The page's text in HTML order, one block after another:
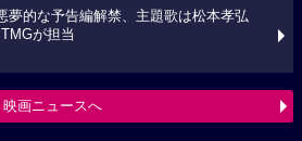
夢的な予告編解禁、主題歌は松本孝弘
TMGが担当
映画ニュースへ